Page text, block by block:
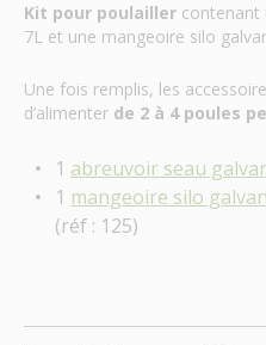
Kit pour poulailler contenant
7L et une mangeoire silo
Une fois remplis, les
d’alimenter de 2 à 4 poules
1 abreuvoir seau
1 mangeoire silo
(réf : 125)